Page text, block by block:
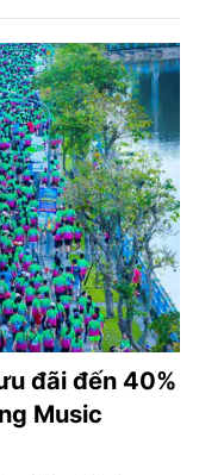
đãi đến 40%
Music